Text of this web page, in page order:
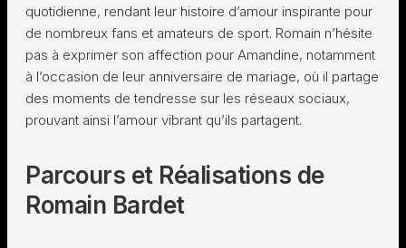
quotidienne, rendant leur histoire d’amour inspirante pour
de nombreux fans et amateurs de sport. Romain n’hésite
pas à exprimer son affection pour Amandine, notamment
à l’occasion de leur anniversaire de mariage, où il partage
des moments de tendresse sur les réseaux sociaux,
prouvant ainsi l’amour vibrant qu’ils partagent.
Parcours et Réalisations de
Romain Bardet